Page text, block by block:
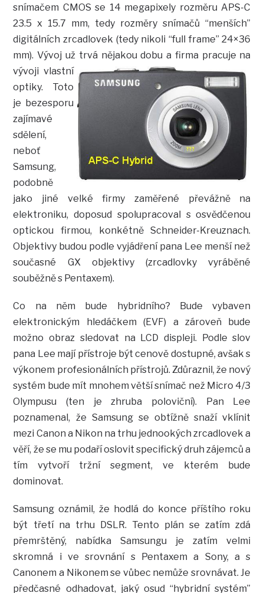
snímačem CMOS se 14 megapixely rozměru APS-C
23.5 x 15.7 mm, tedy rozměry snímačů “menších”
digitálních zrcadlovek (tedy nikoli “full frame” 24×36
mm). Vývoj už trvá nějakou dobu a firma pracuje na
vývoji vlastní
optiky. Toto
je bezesporu
zajímavé
sdělení,
neboť
Samsung,
podobně
jako jiné velké firmy zaměřené převážně na
elektroniku, doposud spolupracoval s osvědčenou
optickou firmou, konkétně Schneider-Kreuznach.
Objektivy budou podle vyjádření pana Lee menší než
současné GX objektivy (zrcadlovky vyráběné
souběžně s Pentaxem).
Co na něm bude hybridního? Bude vybaven
elektronickým hledáčkem (EVF) a zároveň bude
možno obraz sledovat na LCD displeji. Podle slov
pana Lee mají přístroje být cenově dostupné, avšak s
výkonem profesionálních přístrojů. Zdůraznil, že nový
systém bude mít mnohem větší snímač než Micro 4/3
Olympusu (ten je zhruba poloviční). Pan Lee
poznamenal, že Samsung se obtížně snaží vklínit
mezi Canon a Nikon na trhu jednookých zrcadlovek a
věří, že se mu podaří oslovit specifický druh zájemců a
tím vytvoří tržní segment, ve kterém bude
dominovat.
Samsung oznámil, že hodlá do konce příštího roku
být třetí na trhu DSLR. Tento plán se zatím zdá
přemrštěný, nabídka Samsungu je zatím velmi
skromná i ve srovnání s Pentaxem a Sony, a s
Canonem a Nikonem se vůbec nemůže srovnávat. Je
předčasné odhadovat, jaký osud “hybridní systém”